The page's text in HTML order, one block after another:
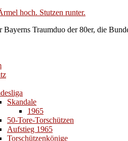
hoch. Stutzen runter.
Bayerns Traumduo der 80er, die
Skandale
1965
50-Tore-Torschützen
Aufstieg 1965
Torschützenkönige